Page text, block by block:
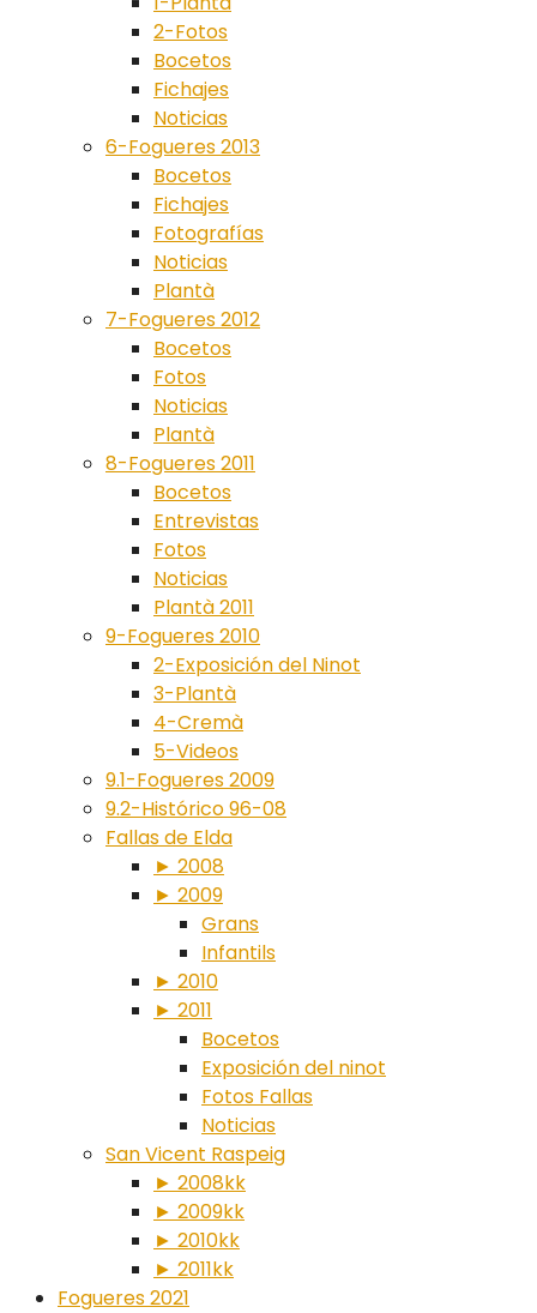
2-Fotos
Bocetos
Fichajes
Noticias
6-Fogueres 2013
Bocetos
Fichajes
Fotografías
Noticias
Plantà
7-Fogueres 2012
Bocetos
Fotos
Noticias
Plantà
8-Fogueres 2011
Bocetos
Entrevistas
Fotos
Noticias
Plantà 2011
9-Fogueres 2010
2-Exposición del Ninot
3-Plantà
4-Cremà
5-Videos
9.1-Fogueres 2009
9.2-Histórico 96-08
Fallas de Elda
► 2008
► 2009
Grans
Infantils
► 2010
► 2011
Bocetos
Exposición del ninot
Fotos Fallas
Noticias
San Vicent Raspeig
► 2008kk
► 2009kk
► 2010kk
► 2011kk
Fogueres 2021